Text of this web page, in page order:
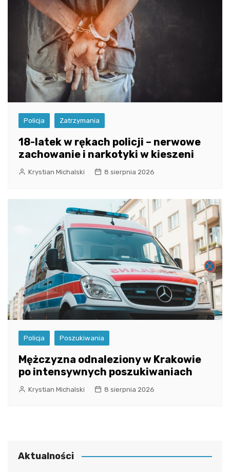
Policja Zatrzymania
18-latek w rękach policji – nerwowe
zachowanie i narkotyki w kieszeni
Krystian Michalski 8 sierpnia 2026
Policja Poszukiwania
Mężczyzna odnaleziony w Krakowie
po intensywnych poszukiwaniach
Krystian Michalski 8 sierpnia 2026
Aktualności